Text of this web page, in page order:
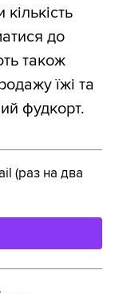
до
також
їжі та
фудкорт.
(раз на два